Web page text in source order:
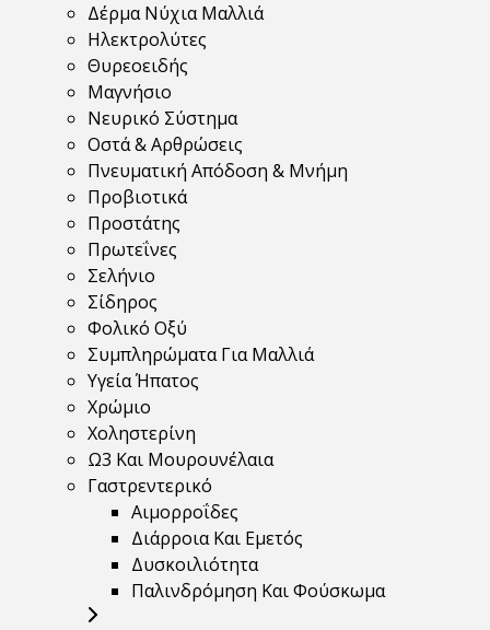
Δέρμα Νύχια Μαλλιά
Ηλεκτρολύτες
Θυρεοειδής
Μαγνήσιο
Νευρικό Σύστημα
Οστά & Αρθρώσεις
Πνευματική Απόδοση & Μνήμη
Προβιοτικά
Προστάτης
Πρωτεΐνες
Σελήνιο
Σίδηρος
Φολικό Οξύ
Συμπληρώματα Για Μαλλιά
Υγεία Ήπατος
Χρώμιο
Χοληστερίνη
Ω3 Και Μουρουνέλαια
Γαστρεντερικό
Αιμορροΐδες
Διάρροια Και Εμετός
Δυσκοιλιότητα
Παλινδρόμηση Και Φούσκωμα